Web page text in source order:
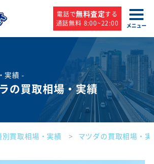
電話で無料査定する
通話無料 8:00~22:00
メニュー
実績 -
の買取相場・実績
別買取相場・実績 マツダの買取相場・